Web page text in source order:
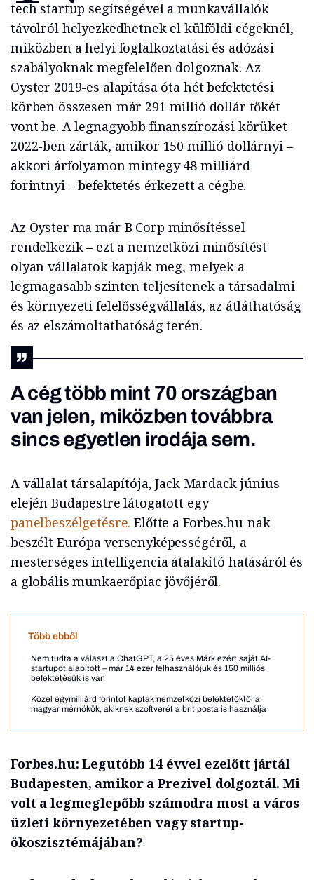
tech startup segítségével a munkavállalók
távolról helyezkedhetnek el külföldi cégeknél,
miközben a helyi foglalkoztatási és adózási
szabályoknak megfelelően dolgoznak. Az
Oyster 2019-es alapítása óta hét befektetési
körben összesen már 291 millió dollár tőkét
vont be. A legnagyobb finanszírozási körüket
2022-ben zárták, amikor 150 millió dollárnyi –
akkori árfolyamon mintegy 48 milliárd
forintnyi – befektetés érkezett a cégbe.
Az Oyster ma már B Corp minősítéssel
rendelkezik – ezt a nemzetközi minősítést
olyan vállalatok kapják meg, melyek a
legmagasabb szinten teljesítenek a társadalmi
és környezeti felelősségvállalás, az átláthatóság
és az elszámoltathatóság terén.
A cég több mint 70 országban
van jelen, miközben továbbra
sincs egyetlen irodája sem.
A vállalat társalapítója, Jack Mardack június
elején Budapestre látogatott egy
panelbeszélgetésre. Előtte a Forbes.hu-nak
beszélt Európa versenyképességéről, a
mesterséges intelligencia átalakító hatásáról és
a globális munkaerőpiac jövőjéről.
Több ebből
Nem tudta a választ a ChatGPT, a 25 éves Márk ezért saját AI-
startupot alapított – már 14 ezer felhasználójuk és 150 milliós
befektetésük is van
Közel egymilliárd forintot kaptak nemzetközi befektetőktől a
magyar mérnökök, akiknek szoftverét a brit posta is használja
Forbes.hu: Legutóbb 14 évvel ezelőtt jártál
Budapesten, amikor a Prezivel dolgoztál. Mi
volt a legmeglepőbb számodra most a város
üzleti környezetében vagy startup-
ökoszisztémájában?